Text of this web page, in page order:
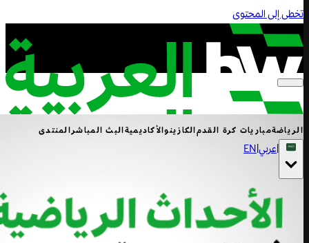
تخطى إلى المحتوى
الرياضةمباريات كرة القدمالكازينوالأكاديميةالبث المباشرالمنتدى
|عربي|
EN